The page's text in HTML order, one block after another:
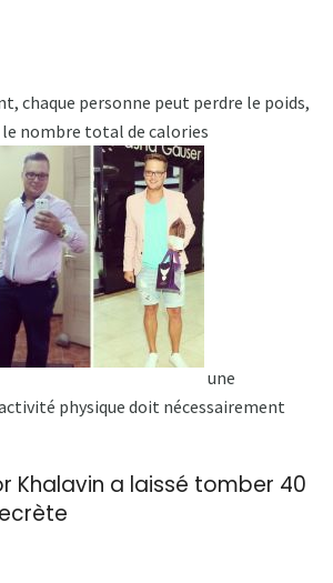
chaque personne peut perdre le poids,
nombre total de calories
une
physique doit nécessairement
Khalavin a laissé tomber 40